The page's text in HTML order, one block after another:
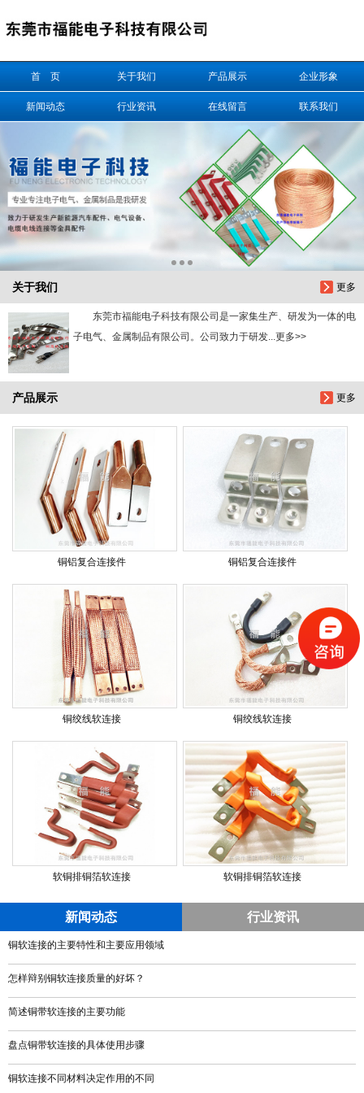
首 页 关于我们 产品展示 企业形象
新闻动态 行业资讯 在线留言 联系我们
更多
关于我们
东莞市福能电子科技有限公司是一家集生产、研发为一体的电
子电气、金属制品有限公司。公司致力于研发...更多>>
更多
产品展示
铜铝复合连接件 铜铝复合连接件
铜绞线软连接 铜绞线软连接
软铜排铜箔软连接 软铜排铜箔软连接
新闻动态 行业资讯
铜软连接的主要特性和主要应用领域
怎样辩别铜软连接质量的好坏？
简述铜带软连接的主要功能
盘点铜带软连接的具体使用步骤
铜软连接不同材料决定作用的不同